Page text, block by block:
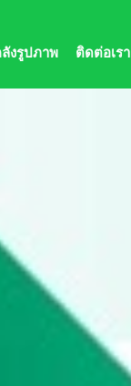
งรูปภาพ ติดต่อเรา